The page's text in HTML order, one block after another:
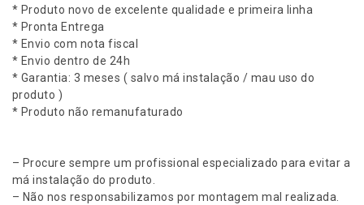
* Produto novo de excelente qualidade e primeira linha
* Pronta Entrega
* Envio com nota fiscal
* Envio dentro de 24h
* Garantia: 3 meses ( salvo má instalação / mau uso do
produto )
* Produto não remanufaturado
– Procure sempre um profissional especializado para evitar a
má instalação do produto.
– Não nos responsabilizamos por montagem mal realizada.